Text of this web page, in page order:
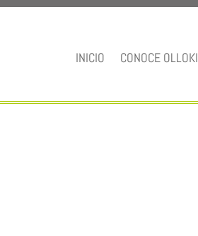
INICIO CONOCE OLLOKI